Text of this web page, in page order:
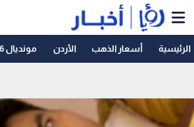
الرئيسية أسعار الذهب الأردن مونديال 2026